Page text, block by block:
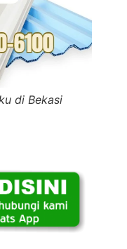
di Bekasi